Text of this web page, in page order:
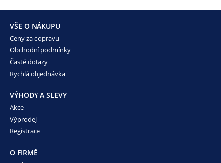
VŠE O NÁKUPU
Ceny za dopravu
Obchodní podmínky
Časté dotazy
Rychlá objednávka
VÝHODY A SLEVY
Akce
Výprodej
Registrace
O FIRMĚ